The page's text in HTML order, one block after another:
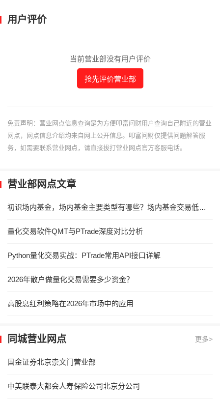
用户评价
当前营业部没有用户评价
抢先评价营业部
免责声明：营业网点信息查询是为方便叩富问财用户查询自己附近的营业
网点，网点信息介绍均来自网上公开信息。叩富问财仅提供问题解答服
务，如需要联系营业网点，请直接拔打营业网点官方客服电话。
营业部网点文章
初识场内基金，场内基金主要类型有哪些？场内基金交易低佣金券商推荐！
量化交易软件QMT与PTrade深度对比分析
Python量化交易实战：PTrade常用API接口详解
2026年散户做量化交易需要多少资金？
高股息红利策略在2026年市场中的应用
同城营业网点 更多>
国金证券北京崇文门营业部
中美联泰大都会人寿保险公司北京分公司